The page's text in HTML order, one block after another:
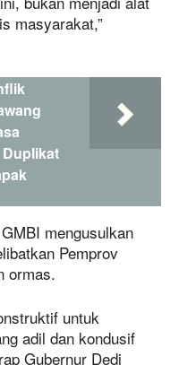
masyarakat,”
mengusulkan
Pemprov
ormas.
untuk
adil dan kondusif
Gubernur Dedi